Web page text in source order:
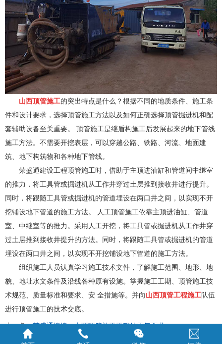
山西顶管施工的突出特点是什么？根据不同的地质条件、施工条
件和设计要求，选择顶管施工方法以及如何正确选择顶管掘进机和配
套辅助设备至关重要。 顶管施工是继盾构施工后发展起来的地下管线
施工方法。不需要开挖表层，可以穿越公路、铁路、河流、地面建
筑、地下构筑物和各种地下管线。
荣盛通建设工程顶管施工时，借助于主顶进油缸和管道间中继室
的推力，将工具管或掘进机从工作井穿过土层推到接收井进行提升。
同时，将跟随工具管或掘进机的管道埋设在两口井之间，以实现不开
挖铺设地下管道的施工方法。 人工顶管施工依靠主顶进油缸、管道
室、中继室等的推力。采用人工开挖，将工具管或掘进机从工作井穿
过土层推到接收井提升的方法。同时，将跟随工具管或掘进机的管道
埋设在两口井之间，以实现不开挖铺设地下管道的施工方法。
组织施工人员认真学习施工技术文件，了解施工范围、地形、地
貌、地址水文条件及沿线各种原有设施。掌握施工工期、顶管施工技
术规范、质量标准和要求、安 全措施等。并向山西顶管工程施工队伍
进行顶管施工的技术交底。
上一条：荣盛通谈谈，山西顶管施工工程的天气要求
下一条：山西荣盛通告诉您，非开挖是如何进行施工的？